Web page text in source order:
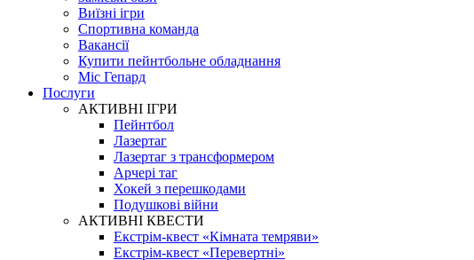
Виїзні ігри
Спортивна команда
Вакансії
Купити пейнтбольне обладнання
Міс Гепард
Послуги
АКТИВНІ ІГРИ
Пейнтбол
Лазертаг
Лазертаг з трансформером
Арчері таг
Хокей з перешкодами
Подушкові війни
АКТИВНІ КВЕСТИ
Екстрім-квест «Кімната темряви»
Екстрім-квест «Перевертні»